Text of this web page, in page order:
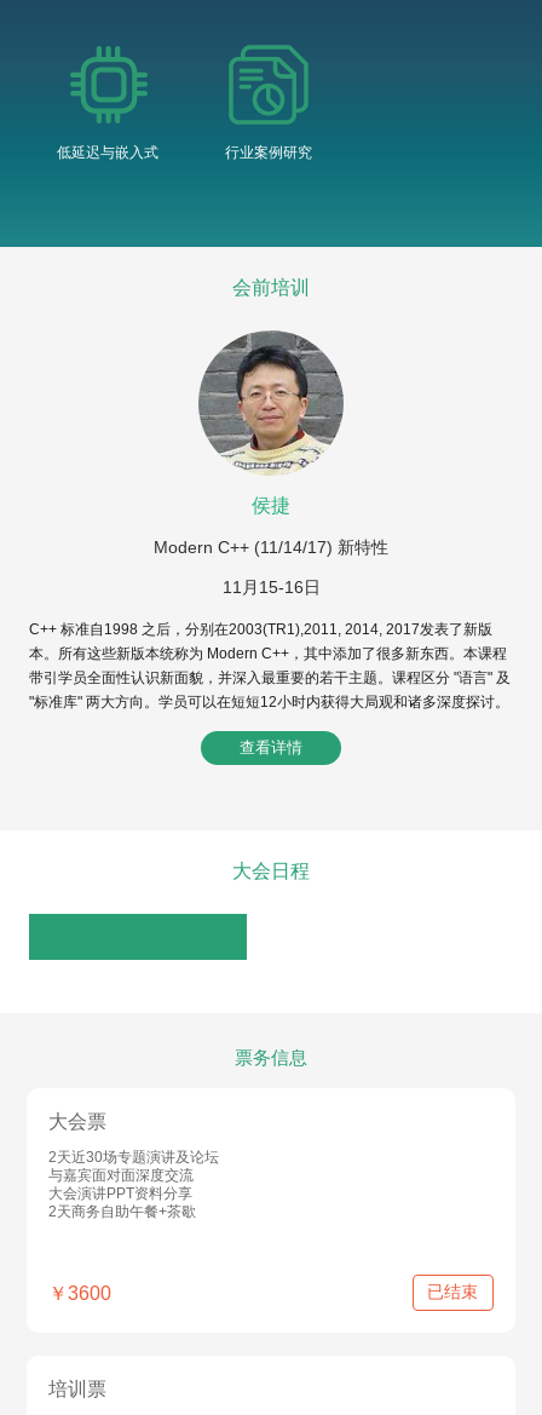
低延迟与嵌入式 行业案例研究
会前培训
侯捷
Modern C++ (11/14/17) 新特性
11月15-16日
C++ 标准自1998 之后，分别在2003(TR1),2011, 2014, 2017发表了新版
本。所有这些新版本统称为 Modern C++，其中添加了很多新东西。本课程
带引学员全面性认识新面貌，并深入最重要的若干主题。课程区分 "语言" 及
"标准库" 两大方向。学员可以在短短12小时内获得大局观和诸多深度探讨。
查看详情
大会日程
票务信息
大会票
2天近30场专题演讲及论坛
与嘉宾面对面深度交流
大会演讲PPT资料分享
2天商务自助午餐+茶歇
￥3600 已结束
培训票